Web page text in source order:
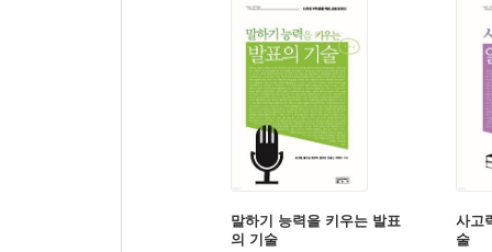
말하기 능력을 키우는 발표
의 기술
사고
술